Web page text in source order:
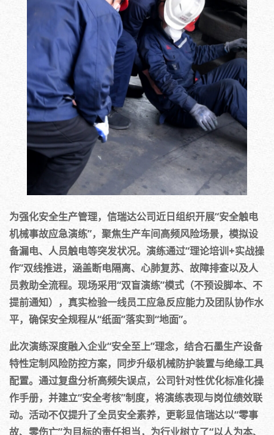
为强化安全生产管理，信瑞达公司近日组织开展“安全触电
机械事故应急演练”，聚焦生产车间高频风险场景，模拟设
备漏电、人员触电等突发状况。演练通过“理论培训+实战操
作”双线推进，涵盖断电隔离、心肺复苏、故障排查以及人
员救助全流程。现场采用“双盲演练”模式（不预设脚本、不
提前通知），真实检验一线员工应急反应能力及团队协作水
平，确保安全规程从“纸面”落实到“地面”。
此次演练深度融入企业“安全至上”理念，结合石墨生产设备
特性定制风险防控方案，同步升级机械防护装置与绝缘工具
配置。通过复盘分析高频失误点，公司针对性优化标准化操
作手册，并建立“安全考核”制度，将演练表现与岗位绩效联
动。活动不仅提升了全员安全素养，更彰显信瑞达以“零事
故、零伤亡”为目标的责任担当，为行业树立了“以人为本、